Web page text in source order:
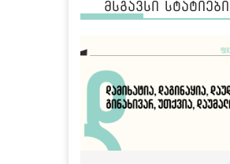
მსგავსი სტატიები